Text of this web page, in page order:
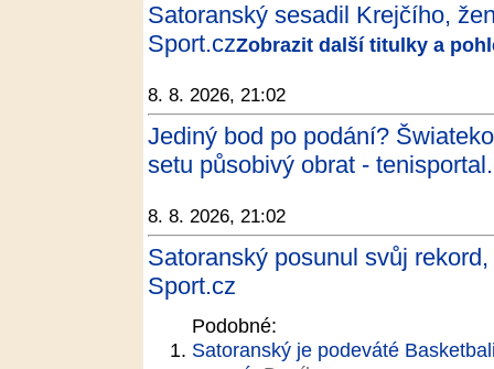
Satoranský sesadil Krejčího,
Sport.czZobrazit další titulky a
8. 8. 2026, 21:02
Jediný bod po podání?
setu působivý obrat -
8. 8. 2026, 21:02
Satoranský posunul svůj
Sport.cz
Podobné:
Satoranský je podeváté